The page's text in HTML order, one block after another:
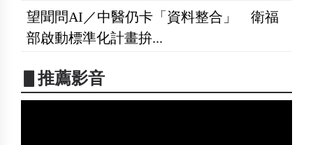
望聞問AI／中醫仍卡「資料整合」 衛福
部啟動標準化計畫拚...
▋推薦影音